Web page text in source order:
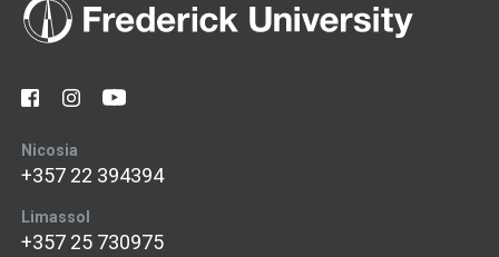
Nicosia
+357 22 394394
Limassol
+357 25 730975